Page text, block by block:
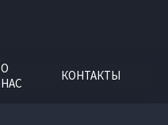
О
НАС
КОНТАКТЫ